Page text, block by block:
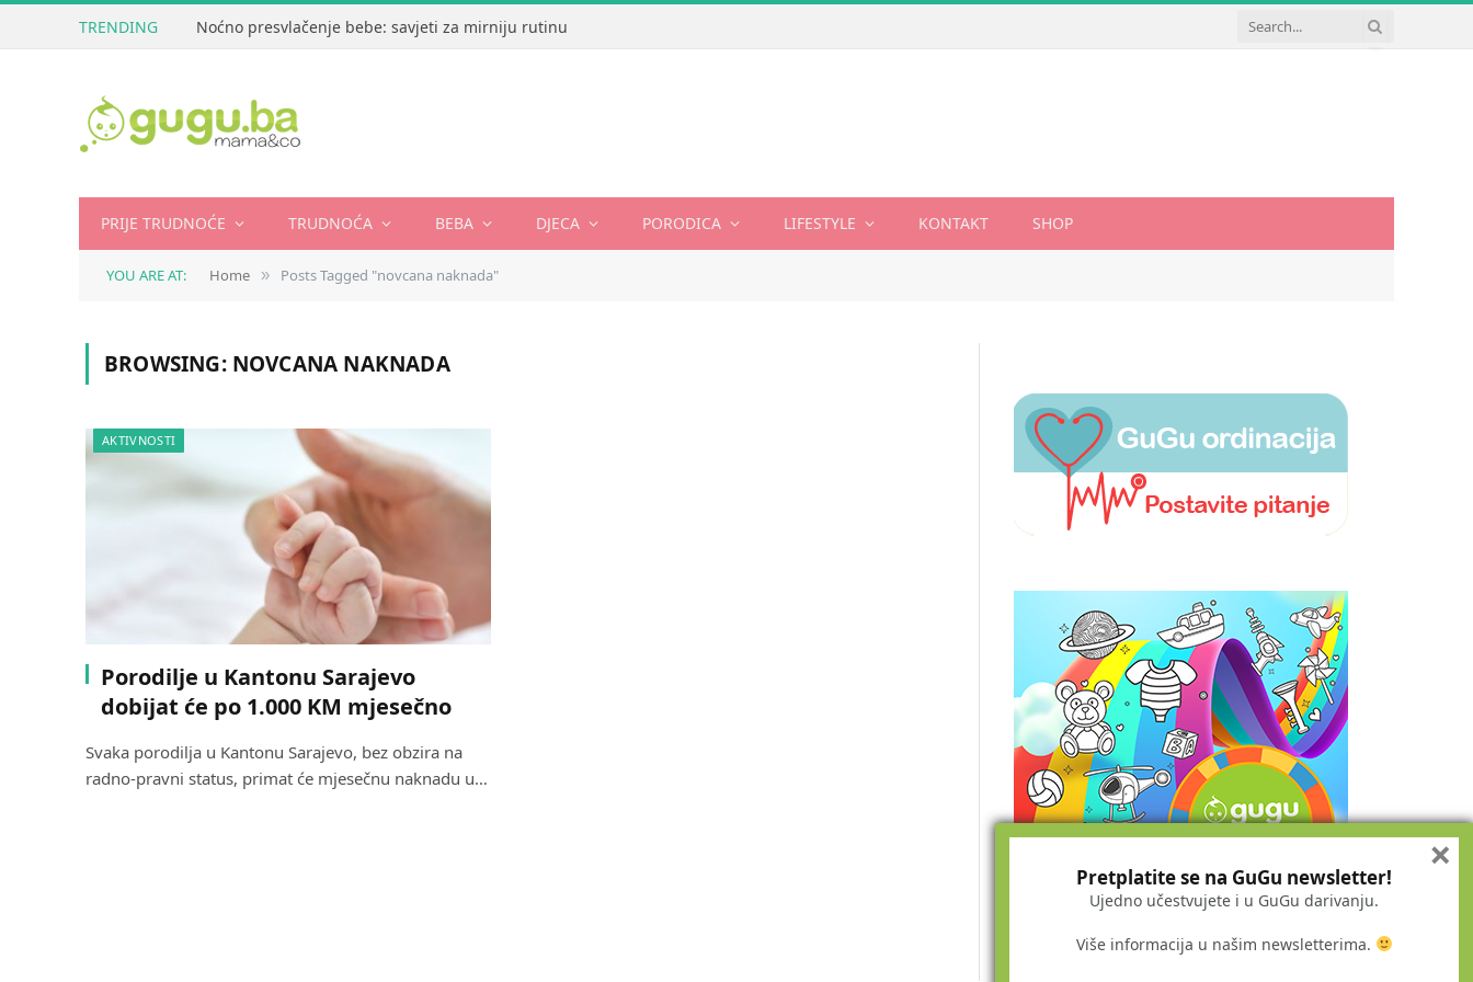
TRENDING Noćno presvlačenje bebe: savjeti za mirniju rutinu
PRIJE TRUDNOĆE TRUDNOĆA BEBA DJECA PORODICA LIFESTYLE KONTAKT SHOP
YOU ARE AT: Home » Posts Tagged "novcana naknada"
BROWSING: NOVCANA NAKNADA
AKTIVNOSTI
Porodilje u Kantonu Sarajevo
dobijat će po 1.000 KM mjesečno
Svaka porodilja u Kantonu Sarajevo, bez obzira na
radno-pravni status, primat će mjesečnu naknadu u…
Pretplatite se na GuGu newsletter!
Ujedno učestvujete i u GuGu darivanju.
Više informacija u našim newsletterima.
×